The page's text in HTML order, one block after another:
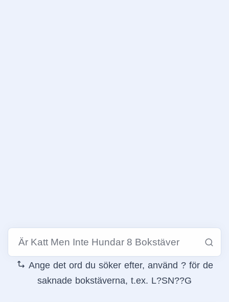
Ange det ord du söker efter, använd ? för de
saknade bokstäverna, t.ex. L?SN??G